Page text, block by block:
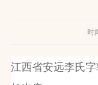
时
江西省安远李氏字